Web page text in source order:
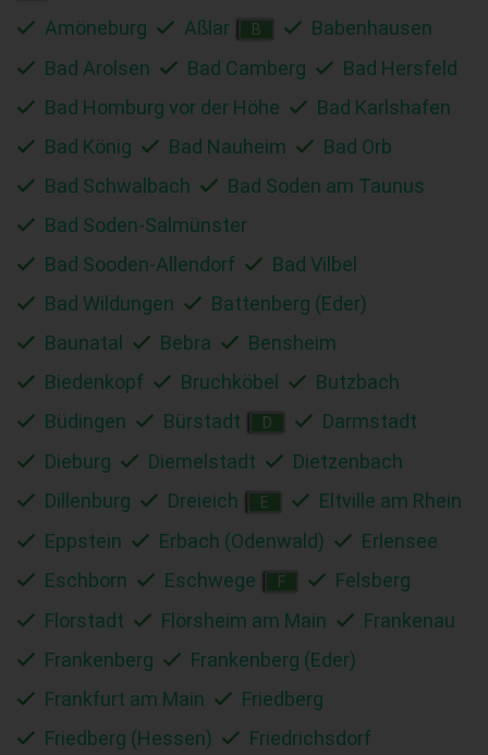
Amöneburg
Aßlar B
Babenhausen
Bad Arolsen
Bad Camberg
Bad Hersfeld
Bad Homburg vor der Höhe
Bad Karlshafen
Bad König
Bad Nauheim
Bad Orb
Bad Schwalbach
Bad Soden am Taunus
Bad Soden-Salmünster
Bad Sooden-Allendorf
Bad Vilbel
Bad Wildungen
Battenberg (Eder)
Baunatal
Bebra
Bensheim
Biedenkopf
Bruchköbel
Butzbach
Büdingen
Bürstadt D
Darmstadt
Dieburg
Diemelstadt
Dietzenbach
Dillenburg
Dreieich E
Eltville am Rhein
Eppstein
Erbach (Odenwald)
Erlensee
Eschborn
Eschwege F
Felsberg
Florstadt
Flörsheim am Main
Frankenau
Frankenberg
Frankenberg (Eder)
Frankfurt am Main
Friedberg
Friedberg (Hessen)
Friedrichsdorf